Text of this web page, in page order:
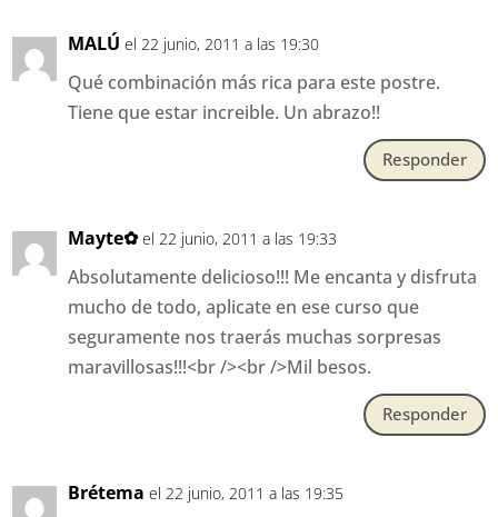
MALÚ el 22 junio, 2011 a las 19:30
Qué combinación más rica para este postre.
Tiene que estar increible. Un abrazo!!
Responder
Mayte✿ el 22 junio, 2011 a las 19:33
Absolutamente delicioso!!! Me encanta y disfruta
mucho de todo, aplicate en ese curso que
seguramente nos traerás muchas sorpresas
maravillosas!!!<br /><br />Mil besos.
Responder
Brétema el 22 junio, 2011 a las 19:35